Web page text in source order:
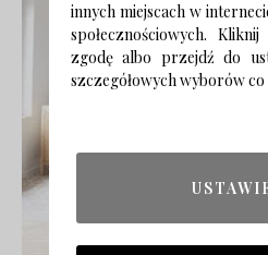
innych miejscach w
społecznościowych.
zgodę albo przejdź do
szczegółowych wyborów